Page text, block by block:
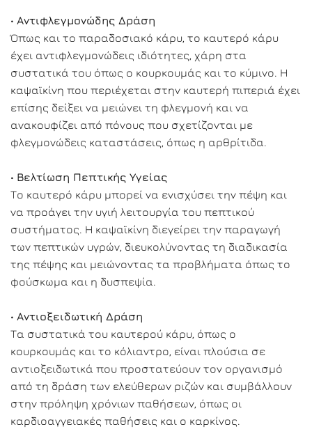
• Αντιφλεγμονώδης Δράση
Όπως και το παραδοσιακό κάρυ, το καυτερό κάρυ
έχει αντιφλεγμονώδεις ιδιότητες, χάρη στα
συστατικά του όπως ο κουρκουμάς και το κύμινο. Η
καψαϊκίνη που περιέχεται στην καυτερή πιπεριά έχει
επίσης δείξει να μειώνει τη φλεγμονή και να
ανακουφίζει από πόνους που σχετίζονται με
φλεγμονώδεις καταστάσεις, όπως η αρθρίτιδα.
• Βελτίωση Πεπτικής Υγείας
Το καυτερό κάρυ μπορεί να ενισχύσει την πέψη και
να προάγει την υγιή λειτουργία του πεπτικού
συστήματος. Η καψαϊκίνη διεγείρει την παραγωγή
των πεπτικών υγρών, διευκολύνοντας τη διαδικασία
της πέψης και μειώνοντας τα προβλήματα όπως το
φούσκωμα και η δυσπεψία.
• Αντιοξειδωτική Δράση
Τα συστατικά του καυτερού κάρυ, όπως ο
κουρκουμάς και το κόλιαντρο, είναι πλούσια σε
αντιοξειδωτικά που προστατεύουν τον οργανισμό
από τη δράση των ελεύθερων ριζών και συμβάλλουν
στην πρόληψη χρόνιων παθήσεων, όπως οι
καρδιοαγγειακές παθήσεις και ο καρκίνος.